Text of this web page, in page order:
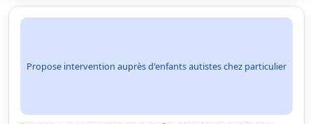
Propose intervention auprès d'enfants autistes chez particulier